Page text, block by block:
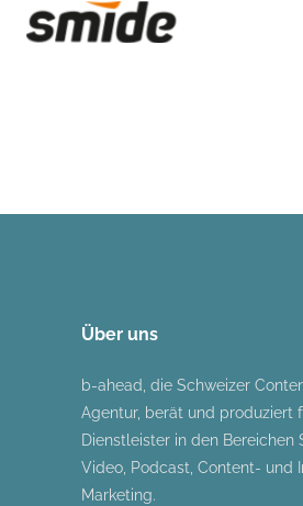
Über uns
b-ahead, die Schweizer
Agentur, berät und produziert
Dienstleister in den Bereichen
Video, Podcast, Content- und
Marketing.